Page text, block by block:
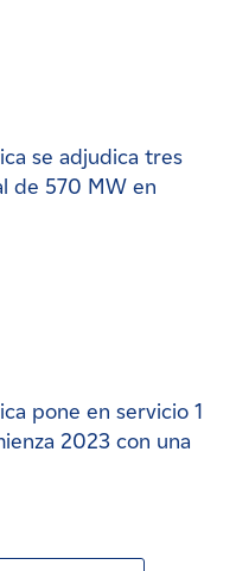
se adjudica tres
de 570 MW en
pone en servicio 1
2023 con una